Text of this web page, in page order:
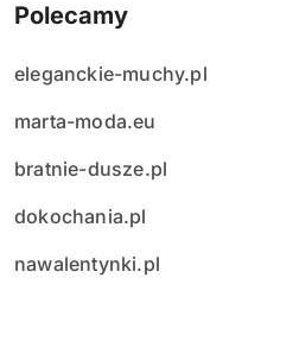
Polecamy
eleganckie-muchy.pl
marta-moda.eu
bratnie-dusze.pl
dokochania.pl
nawalentynki.pl